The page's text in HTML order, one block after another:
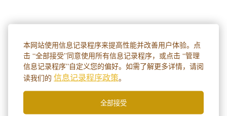
本网站使用信息记录程序来提高性能并改善用户体验。点
击 “全部接受”同意使用所有信息记录程序，或点击 “管理
信息记录程序”自定义您的偏好。如需了解更多详情，请阅
读我们的 信息记录程序政策。
全部接受